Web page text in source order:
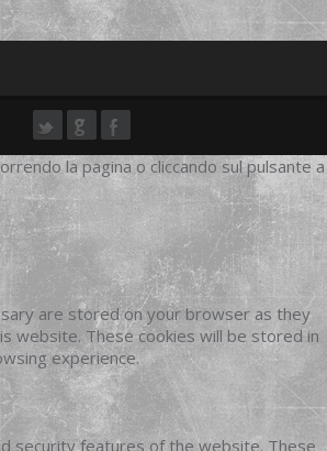
la pagina o cliccando sul pulsante a
are stored on your browser as they
website. These cookies will be stored in
experience.
security features of the website. These